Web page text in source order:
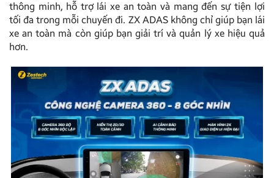
thông minh, hỗ trợ lái xe an toàn và mang đến sự tiện lợi
tối đa trong mỗi chuyến đi. ZX ADAS không chỉ giúp bạn lái
xe an toàn mà còn giúp bạn giải trí và quản lý xe hiệu quả
hơn.